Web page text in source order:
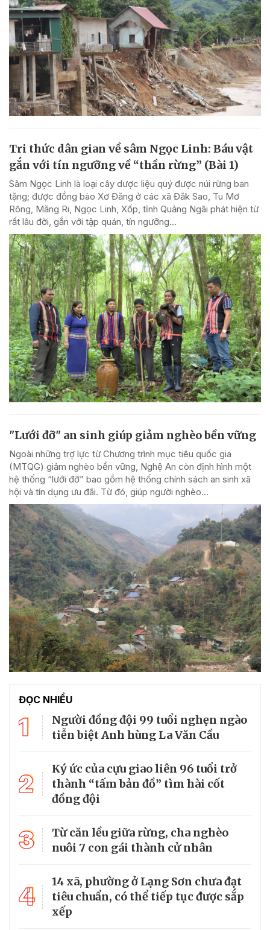
Tri thức dân gian về sâm Ngọc Linh: Báu vật
gắn với tín ngưỡng về “thần rừng” (Bài 1)
Sâm Ngọc Linh là loại cây dược liệu quý được núi rừng ban
tặng; được đồng bào Xơ Đăng ở các xã Đăk Sao, Tu Mơ
Rông, Măng Ri, Ngọc Linh, Xốp, tỉnh Quảng Ngãi phát hiện từ
rất lâu đời, gắn với tập quán, tín ngưỡng...
"Lưới đỡ" an sinh giúp giảm nghèo bền vững
Ngoài những trợ lực từ Chương trình mục tiêu quốc gia
(MTQG) giảm nghèo bền vững, Nghệ An còn định hình một
hệ thống “lưới đỡ” bao gồm hệ thống chính sách an sinh xã
hội và tín dụng ưu đãi. Từ đó, giúp người nghèo...
ĐỌC NHIỀU
1
Người đồng đội 99 tuổi nghẹn ngào
tiễn biệt Anh hùng La Văn Cầu
2
Ký ức của cựu giao liên 96 tuổi trở
thành “tấm bản đồ” tìm hài cốt
đồng đội
3
Từ căn lều giữa rừng, cha nghèo
nuôi 7 con gái thành cử nhân
4
14 xã, phường ở Lạng Sơn chưa đạt
tiêu chuẩn, có thể tiếp tục được sắp
xếp